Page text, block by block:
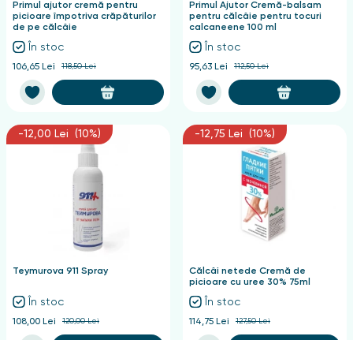
Primul ajutor cremă pentru
picioare împotriva crăpăturilor
de pe călcâie
În stoc
106,65 Lei 118,50 Lei
Primul Ajutor Cremă-balsam
pentru călcâie pentru tocuri
calcaneene 100 ml
În stoc
95,63 Lei 112,50 Lei
-12,00 Lei (10%)
Teymurova 911 Spray
În stoc
108,00 Lei 120,00 Lei
-12,75 Lei (10%)
Călcâi netede Cremă de
picioare cu uree 30% 75ml
În stoc
114,75 Lei 127,50 Lei